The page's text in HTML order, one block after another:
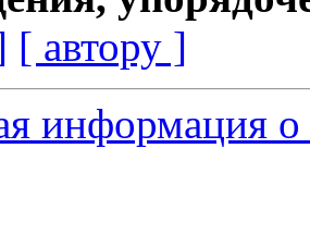
[ автору ]
информация